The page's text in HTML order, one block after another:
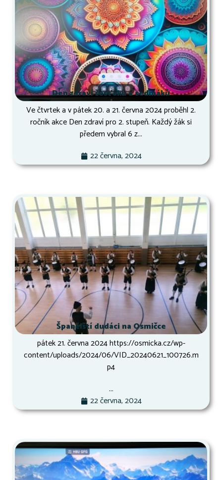
Den zdraví šesťáků a sedmáků
Ve čtvrtek a v pátek 20. a 21. června 2024 proběhl 2.
ročník akce Den zdraví pro 2. stupeň. Každý žák si
předem vybral 6 z...
22 června, 2024
Španělští dudáci na Osmičce
pátek 21. června 2024 https://osmicka.cz/wp-
content/uploads/2024/06/VID_20240621_100726.m
p4
...
22 června, 2024